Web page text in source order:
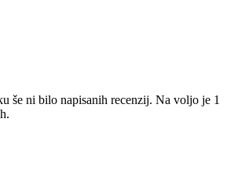
še ni bilo napisanih recenzij. Na voljo je 1